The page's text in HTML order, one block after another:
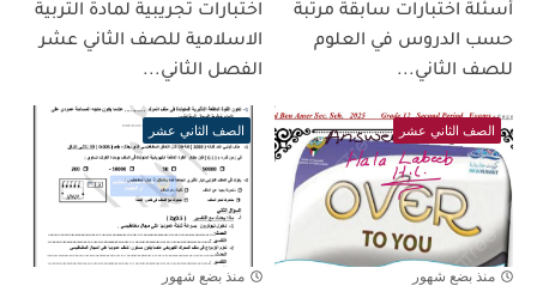
أسئلة اختبارات سابقة مرتبة
حسب الدروس في العلوم
للصف الثاني...
اختبارات تجريبية لمادة التربية
الاسلامية للصف الثاني عشر
الفصل الثاني...
الصف الثاني عشر
منذ بضع شهور
الصف الثاني عشر
منذ بضع شهور